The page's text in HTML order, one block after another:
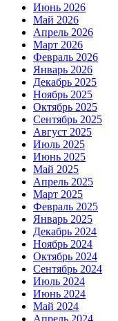
Июнь 2026
Май 2026
Апрель 2026
Март 2026
Февраль 2026
Январь 2026
Декабрь 2025
Ноябрь 2025
Октябрь 2025
Сентябрь 2025
Август 2025
Июль 2025
Июнь 2025
Май 2025
Апрель 2025
Март 2025
Февраль 2025
Январь 2025
Декабрь 2024
Ноябрь 2024
Октябрь 2024
Сентябрь 2024
Июль 2024
Июнь 2024
Май 2024
Апрель 2024